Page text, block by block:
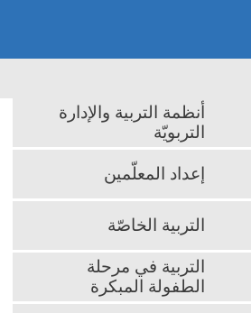
أنظمة التربية والإدارة
التربويّة
إعداد المعلّمين
التربية الخاصّة
التربية في مرحلة
الطفولة المبكرة